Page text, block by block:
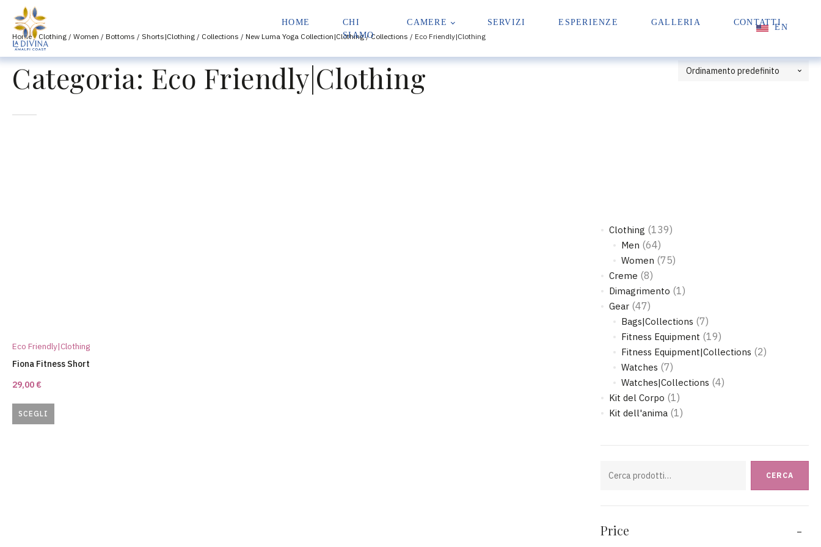
HOME
CHI
SIAMO
CAMERE SERVIZI ESPERIENZE GALLERIA CONTATTI
EN
Home/Clothing / Women / Bottoms / Shorts|Clothing / Collections / New Luma Yoga Collection|Clothing/Collections / Eco Friendly|Clothing
Categoria: Eco Friendly|Clothing
SCEGLI
Eco Friendly|Clothing
Fiona Fitness Short
29,00 €
Clothing (139)
Men (64)
Women (75)
Creme (8)
Dimagrimento (1)
Gear (47)
Bags|Collections (7)
Fitness Equipment (19)
Fitness Equipment|Collections (2)
Watches (7)
Watches|Collections (4)
Kit del Corpo (1)
Kit dell'anima (1)
Cerca: CERCA
Price